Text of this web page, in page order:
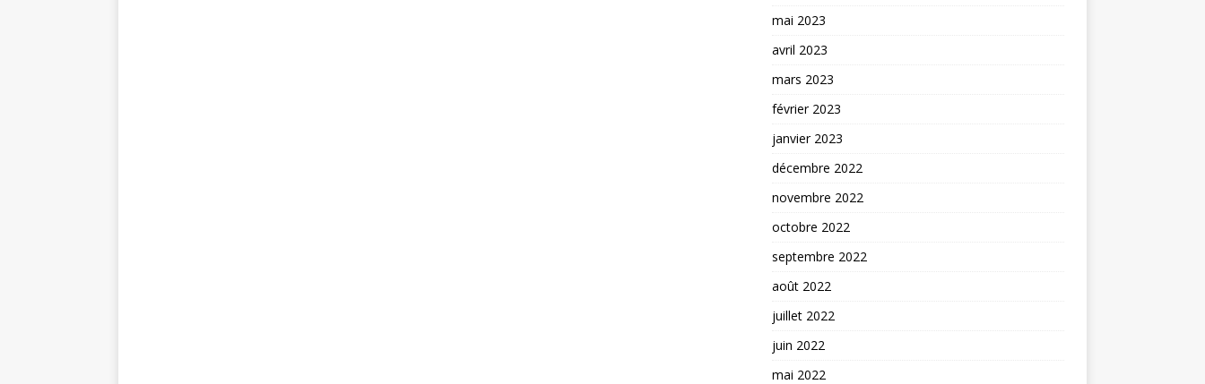
mai 2023
avril 2023
mars 2023
février 2023
janvier 2023
décembre 2022
novembre 2022
octobre 2022
septembre 2022
août 2022
juillet 2022
juin 2022
mai 2022